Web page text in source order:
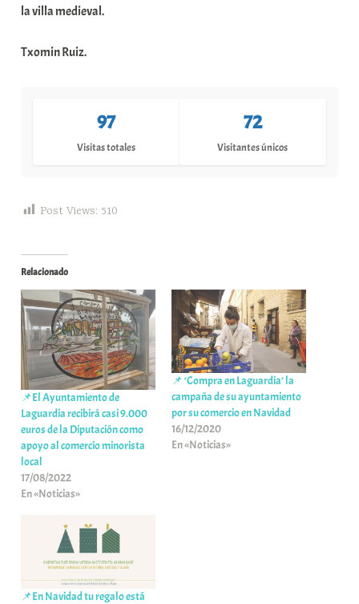
la villa medieval.
Txomin Ruiz.
97
Visitas totales
72
Visitantes únicos
Post Views: 510
Relacionado
📌El Ayuntamiento de
Laguardia recibirá casi 9.000
euros de la Diputación como
apoyo al comercio minorista
local
17/08/2022
En «Noticias»
📌 ‘Compra en Laguardia’ la
campaña de su ayuntamiento
por su comercio en Navidad
16/12/2020
En «Noticias»
📌En Navidad tu regalo está